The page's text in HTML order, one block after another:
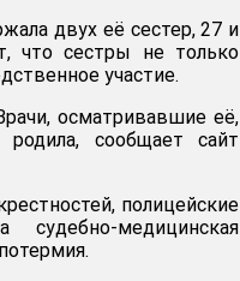
двух её сестер, 27 и
что сестры не только
участие.
осматривавшие её,
сообщает сайт
полицейские
медицинская